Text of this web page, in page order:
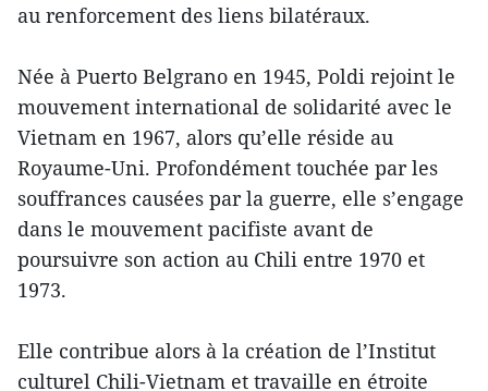
au renforcement des liens bilatéraux.
Née à Puerto Belgrano en 1945, Poldi rejoint le
mouvement international de solidarité avec le
Vietnam en 1967, alors qu’elle réside au
Royaume-Uni. Profondément touchée par les
souffrances causées par la guerre, elle s’engage
dans le mouvement pacifiste avant de
poursuivre son action au Chili entre 1970 et
1973.
Elle contribue alors à la création de l’Institut
culturel Chili-Vietnam et travaille en étroite